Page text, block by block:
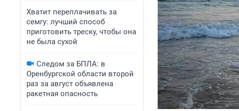
Хватит переплачивать за
семгу: лучший способ
приготовить треску, чтобы она
не была сухой
Следом за БПЛА: в
Оренбургской области второй
раз за август объявлена
ракетная опасность